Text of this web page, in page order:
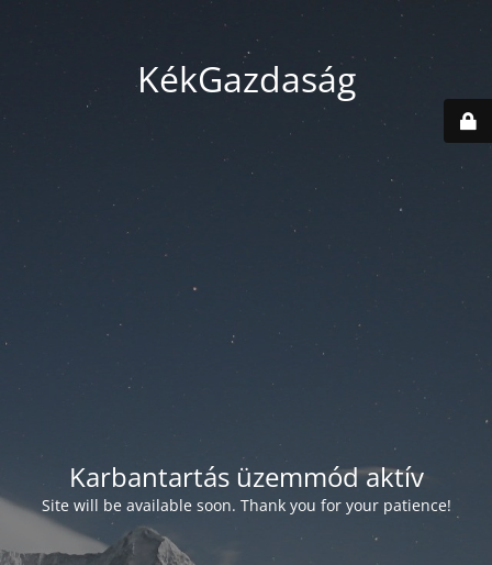
KékGazdaság
Karbantartás üzemmód aktív
Site will be available soon. Thank you for your patience!